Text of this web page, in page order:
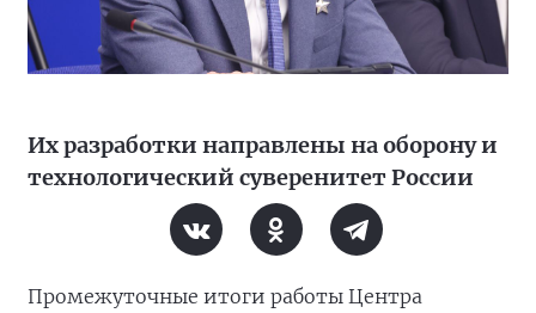
Их разработки направлены на оборону и
технологический суверенитет России
Промежуточные итоги работы Центра